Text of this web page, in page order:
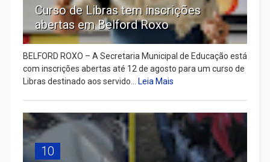
Curso de Libras tem inscrições
abertas em Belford Roxo
BELFORD ROXO – A Secretaria Municipal de Educação está
com inscrições abertas até 12 de agosto para um curso de
Libras destinado aos servido...
Leia Mais
10